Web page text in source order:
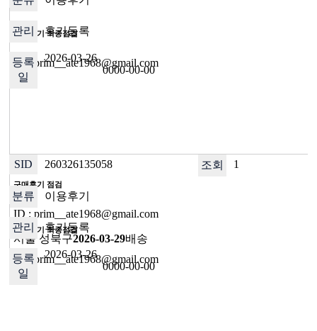
구매후기 점검
ID : prim__ate1968@gmail.com
서울 성북구2026-03-29배송
이용후기 최종점검
ID : prim__ate1968@gmail.com
후기등록
2026-03-26
0000-00-00
260326135058
이용후기
이용후기 최종점검
ID : prim__ate1968@gmail.com
후기등록
1
2026-03-26
0000-00-00